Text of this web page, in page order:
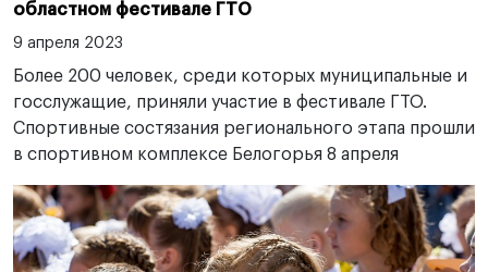
областном фестивале ГТО
9 апреля 2023
Более 200 человек, среди которых муниципальные и
госслужащие, приняли участие в фестивале ГТО.
Спортивные состязания регионального этапа прошли
в спортивном комплексе Белогорья 8 апреля